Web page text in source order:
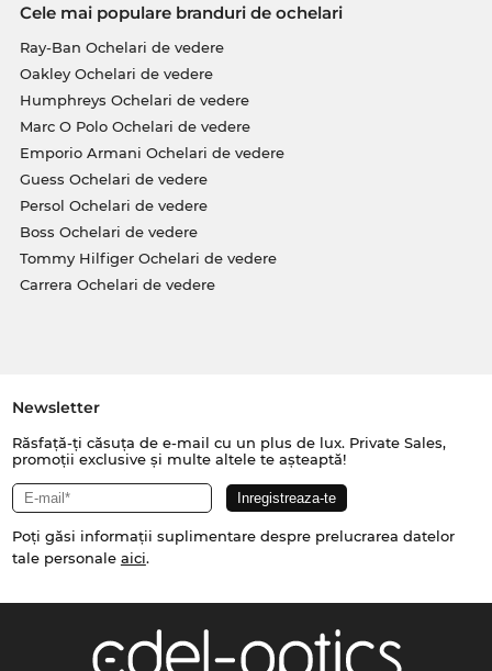
Cele mai populare branduri de ochelari
Ray-Ban Ochelari de vedere
Oakley Ochelari de vedere
Humphreys Ochelari de vedere
Marc O Polo Ochelari de vedere
Emporio Armani Ochelari de vedere
Guess Ochelari de vedere
Persol Ochelari de vedere
Boss Ochelari de vedere
Tommy Hilfiger Ochelari de vedere
Carrera Ochelari de vedere
Newsletter
Răsfață-ți căsuța de e-mail cu un plus de lux. Private Sales,
promoții exclusive și multe altele te așteaptă!
Poți găsi informații suplimentare despre prelucrarea datelor
tale personale aici.